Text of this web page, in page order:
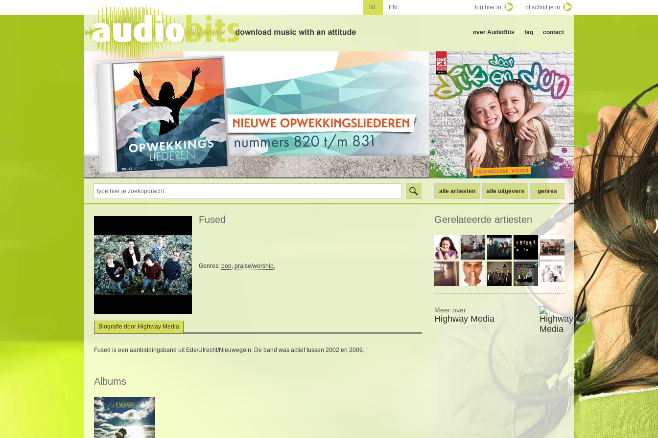
over AudioBits faq contact
alle artiesten alle uitgevers genres
Fused
Genres: pop, praise/worship,
Biografie door Highway Media
Fused is een aanbiddingsband uit Ede/Utrecht/Nieuwegein. De band was actief tussen 2002 en 2009.
Albums
Gerelateerde artiesten
Meer over
Highway Media
NL EN log hier in of schrijf je in